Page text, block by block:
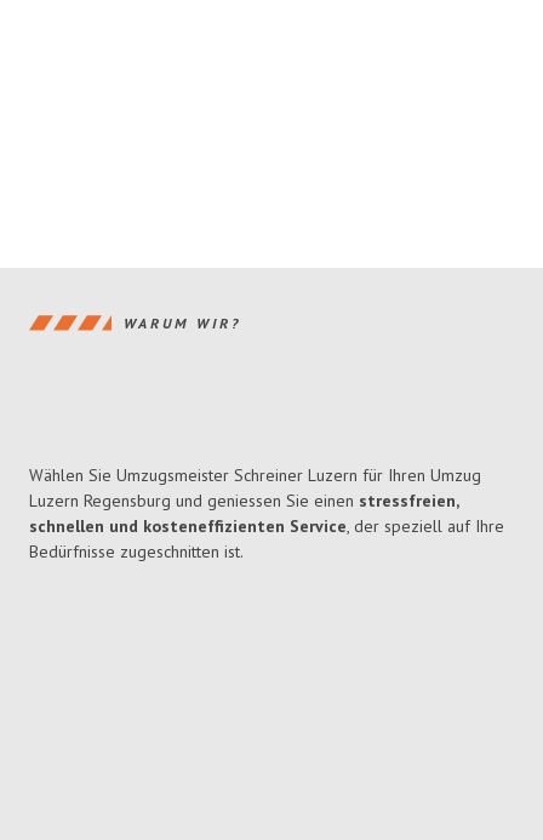
WARUM WIR?
Wählen Sie Umzugsmeister Schreiner Luzern für Ihren Umzug
Luzern Regensburg und geniessen Sie einen stressfreien,
schnellen und kosteneffizienten Service, der speziell auf Ihre
Bedürfnisse zugeschnitten ist.